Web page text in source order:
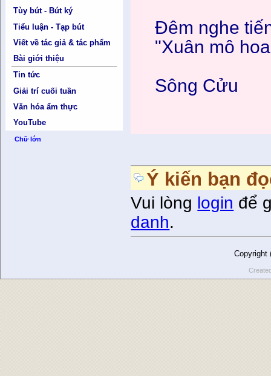
Tùy bút - Bút ký
Tiểu luận - Tạp bút
Viết về tác giả & tác phẩm
Bài giới thiệu
Tin tức
Giải trí cuối tuần
Văn hóa ẩm thực
YouTube
Chữ lớn
Đêm nghe
"Xuân mô
Sông Cửu
Ý kiến bạn
Vui lòng login để
danh.
Copyright